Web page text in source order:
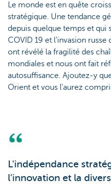
Le monde est en quête
stratégique. Une tendance
depuis quelque temps et qui
COVID 19 et l'invasion russe
ont révélé la fragilité des
mondiales et nous ont fait
autosuffisance. Ajoutez-y
Orient et vous l'aurez
L'indépendance
l'innovation et la